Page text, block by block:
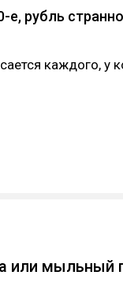
е, рубль
каждого, у
или мыльный